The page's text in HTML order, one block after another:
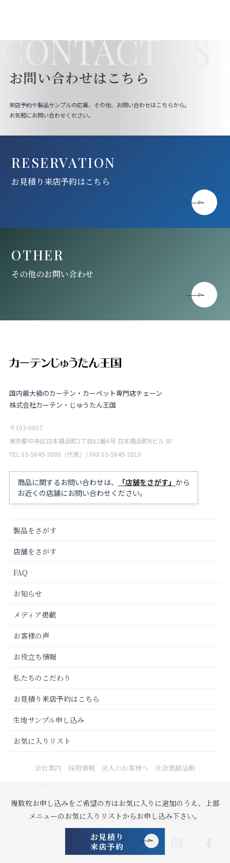
複数枚お申し込みをご希望の方はお気に入りに追加のうえ、上部
メニューのお気に入りリストからお申し込み下さい。
お見積り
来店予約
CONTACT US
お問い合わせはこちら
来店予約や製品サンプルの応募、その他、お問い合わせはこちらから。
お気軽にお問い合わせください。
RESERVATION
お見積り来店予約はこちら
OTHER
その他のお問い合わせ
国内最大級のカーテン・カーペット専門店チェーン
株式会社カーテン・じゅうたん王国
〒103-0007
東京都中央区日本橋浜町2丁目62番6号 日本橋浜町Kビル 8F
TEL 03-5649-3000（代表）/ FAX 03-5649-3010
商品に関するお問い合わせは、 「店舗をさがす」 から
お近くの店舗にお問い合わせください。
製品をさがす
店舗をさがす
FAQ
お知らせ
メディア掲載
お客様の声
お役立ち情報
私たちのこだわり
お見積り来店予約はこちら
生地サンプル申し込み
お気に入りリスト
会社案内 採用情報 法人のお客様へ
社会貢献活動
Copyright © 2021 カーテンじゅうたん王国 All Rights Reserved.